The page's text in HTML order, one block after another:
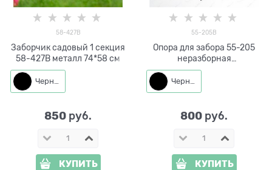
58-427B
Заборчик садовый 1 секция
58-427B металл 74*58 см
Черный
850 руб.
КУПИТЬ
55-205B
Опора для забора 55-205
неразборная
металлическая h=34см
Черный
800 руб.
КУПИТЬ